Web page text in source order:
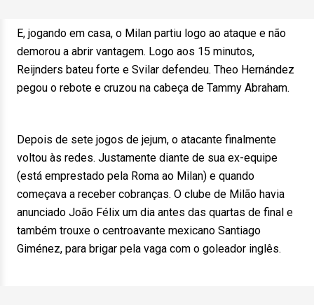
E, jogando em casa, o Milan partiu logo ao ataque e não
demorou a abrir vantagem. Logo aos 15 minutos,
Reijnders bateu forte e Svilar defendeu. Theo Hernández
pegou o rebote e cruzou na cabeça de Tammy Abraham.
Depois de sete jogos de jejum, o atacante finalmente
voltou às redes. Justamente diante de sua ex-equipe
(está emprestado pela Roma ao Milan) e quando
começava a receber cobranças. O clube de Milão havia
anunciado João Félix um dia antes das quartas de final e
também trouxe o centroavante mexicano Santiago
Giménez, para brigar pela vaga com o goleador inglês.